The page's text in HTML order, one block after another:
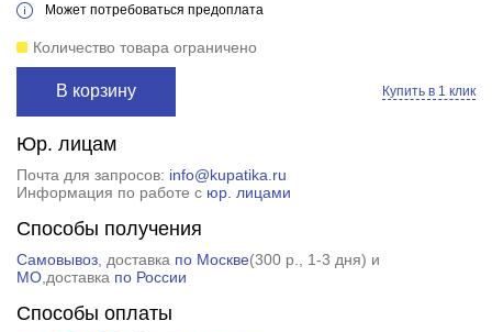
Может потребоваться предоплата
Количество товара ограничено
В корзину Купить в 1 клик
Юр. лицам
Почта для запросов: info@kupatika.ru
Информация по работе с юр. лицами
Способы получения
Самовывоз, доставка по Москве(300 р.
, 1-3 дня) и
МО,доставка по России
Способы оплаты